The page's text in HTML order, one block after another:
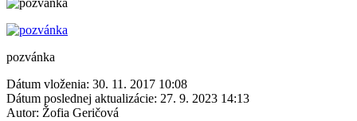
pozvánka
Dátum vloženia: 30. 11. 2017 10:08
Dátum poslednej aktualizácie: 27. 9. 2023 14:13
Autor: Žofia Geričová